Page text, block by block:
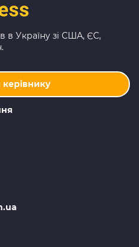
в Україну зі США, ЄС,
керівнику